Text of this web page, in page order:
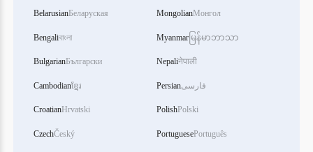
BelarusianБеларуская
Bengaliবাংলা
BulgarianБългарски
Cambodianខ្មែរ
CroatianHrvatski
CzechČeský
MongolianМонгол
Myanmar မြန်မာဘာသာ
Nepaliनेपाली
Persianفارسی
PolishPolski
PortuguesePortuguês